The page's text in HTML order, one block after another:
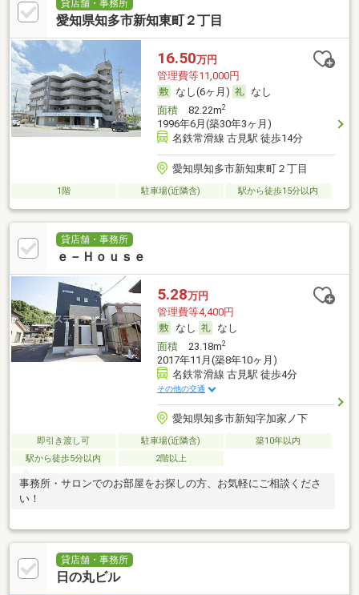
貸店舗・事務所
愛知県知多市新知東町２丁目
16.50万円
管理費等11,000円
なし(6ヶ月)
なし
面積82.22m2
1996年6月(築30年3ヶ月)
名鉄常滑線 古見駅 徒歩14分
愛知県知多市新知東町２丁目
1階 駐車場(近隣含) 駅から徒歩15分以内
貸店舗・事務所
ｅ－Ｈｏｕｓｅ
5.28万円
管理費等4,400円
なし
なし
面積23.18m2
2017年11月(築8年10ヶ月)
名鉄常滑線 古見駅 徒歩4分
その他の交通
愛知県知多市新知字加家ノ下
即引き渡し可 駐車場(近隣含)
築10年以内
駅から徒歩5分以内
2階以上
事務所・サロンでのお部屋をお探しの方、お気軽にご相談くださ
い！
貸店舗・事務所
日の丸ビル